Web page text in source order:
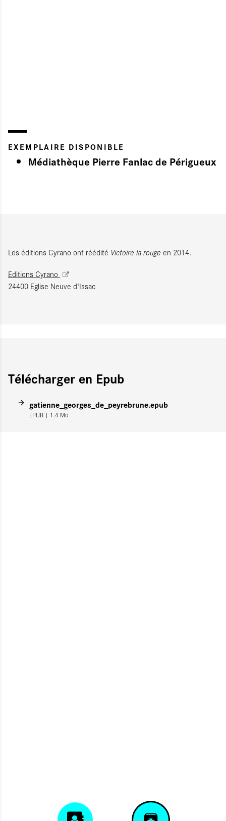
EXEMPLAIRE DISPONIBLE
Médiathèque Pierre Fanlac de Périgueux
Les éditions Cyrano ont réédité Victoire la rouge en 2014.
Editions Cyrano
24400 Eglise Neuve d'Issac
Télécharger en Epub
gatienne_georges_de_peyrebrune.epub
EPUB | 1.4 Mo